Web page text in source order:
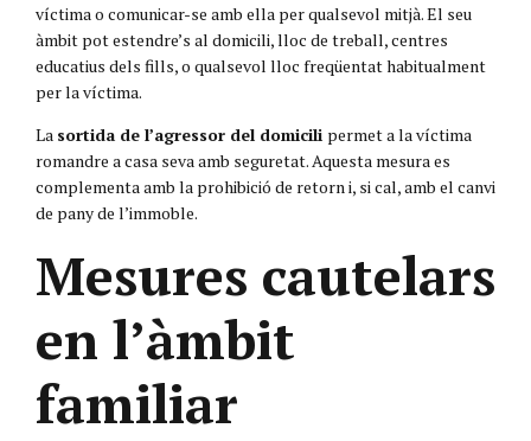
víctima o comunicar-se amb ella per qualsevol mitjà. El seu
àmbit pot estendre’s al domicili, lloc de treball, centres
educatius dels fills, o qualsevol lloc freqüentat habitualment
per la víctima.
La sortida de l’agressor del domicili permet a la víctima
romandre a casa seva amb seguretat. Aquesta mesura es
complementa amb la prohibició de retorn i, si cal, amb el canvi
de pany de l’immoble.
Mesures cautelars
en l’àmbit
familiar